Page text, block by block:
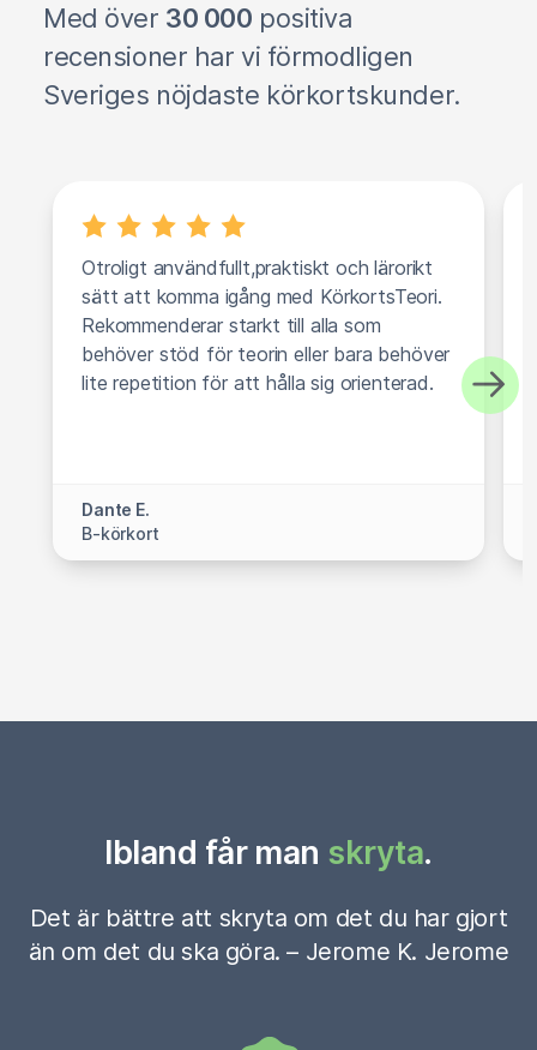
Med över 30 000 positiva
recensioner har vi förmodligen
Sveriges nöjdaste körkortskunder.
Otroligt användfullt,praktiskt och lärorikt
sätt att komma igång med KörkortsTeori.
Rekommenderar starkt till alla som
behöver stöd för teorin eller bara behöver
lite repetition för att hålla sig orienterad.
Dante E.
B-körkort
Ibland får man skryta.
Det är bättre att skryta om det du har gjort
än om det du ska göra. – Jerome K. Jerome